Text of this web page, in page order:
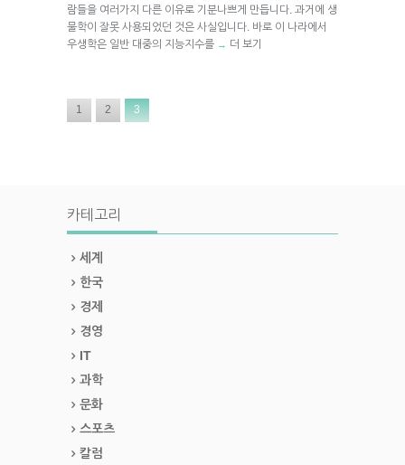
람들을 여러가지 다른 이유로 기분나쁘게 만듭니다. 과거에 생
물학이 잘못 사용되었던 것은 사실입니다. 바로 이 나라에서
우생학은 일반 대중의 지능지수를 → 더 보기
1 2 3
카테고리
세계
한국
경제
경영
IT
과학
문화
스포츠
칼럼